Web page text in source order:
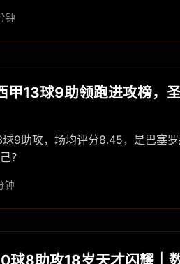
钟
甲13球9助领跑进攻榜，
9助攻，场均评分8.45，是巴塞
？
钟
球8助攻18岁天才闪耀｜